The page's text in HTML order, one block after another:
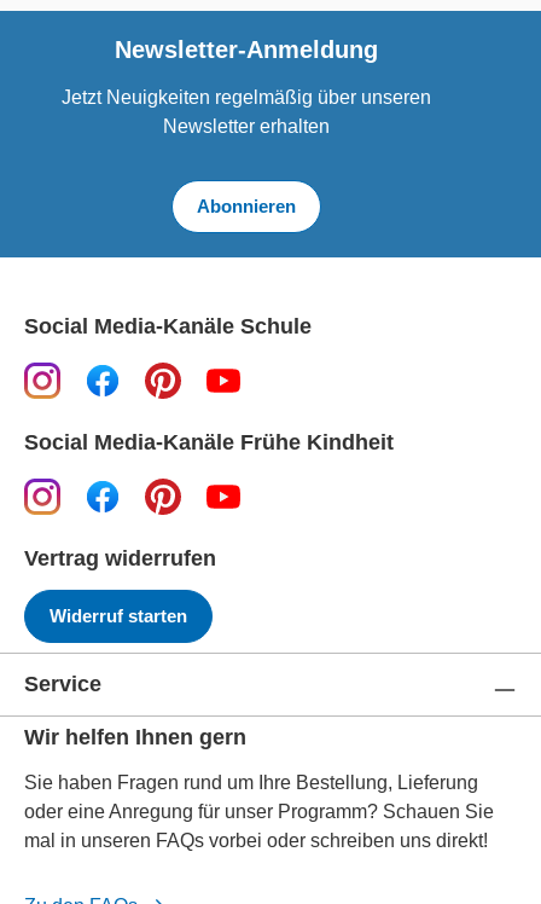
Newsletter-Anmeldung
Jetzt Neuigkeiten regelmäßig über unseren
Newsletter erhalten
Abonnieren
Social Media-Kanäle Schule
Social Media-Kanäle Frühe Kindheit
Vertrag widerrufen
Widerruf starten
Service
Wir helfen Ihnen gern
Sie haben Fragen rund um Ihre Bestellung, Lieferung
oder eine Anregung für unser Programm? Schauen Sie
mal in unseren FAQs vorbei oder schreiben uns direkt!